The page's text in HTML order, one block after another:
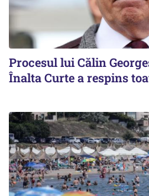
Procesul lui Călin
Înalta Curte a respins